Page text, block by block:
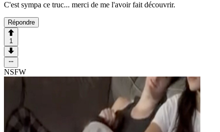
C'est sympa ce truc... merci de me l'avoir fait découvrir.
Répondre
1
NSFW